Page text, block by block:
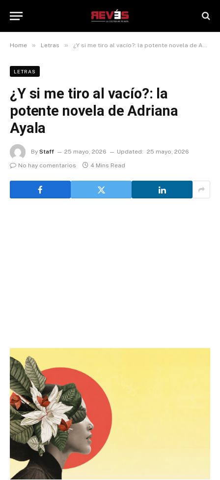
Home » Letras » ¿Y si me tiro al vacío?: la potente novela de Adriana Ayala
LETRAS
¿Y si me tiro al vacío?: la
potente novela de Adriana
Ayala
By Staff 25 mayo, 2026 Updated: 25 mayo, 2026
No hay comentarios
4 Mins Read